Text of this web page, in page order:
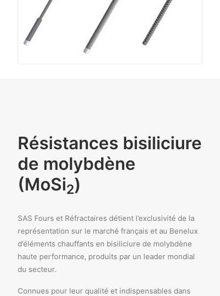
Résistances bisiliciure
de molybdène
(MoSi2)
SAS Fours et Réfractaires détient l’exclusivité de la
représentation sur le marché français et au Benelux
d’éléments chauffants en bisiliciure de molybdène
haute performance, produits par un leader mondial
du secteur.
Connues pour leur qualité et indispensables dans